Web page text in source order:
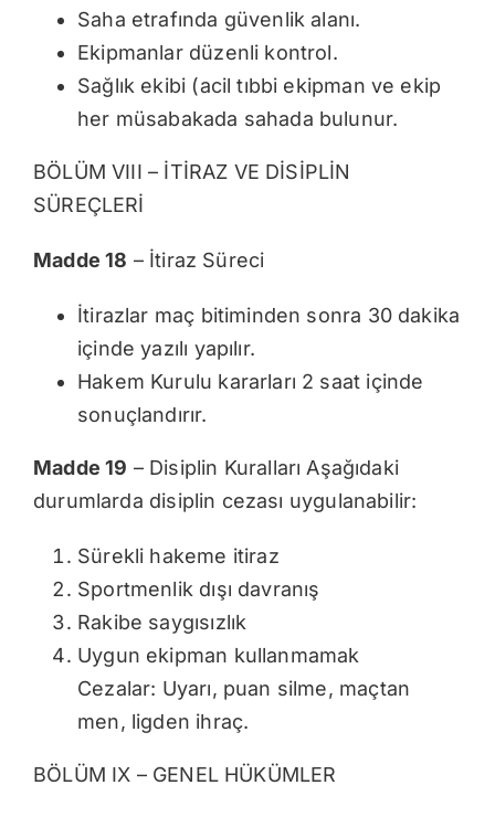
Saha etrafında güvenlik alanı.
Ekipmanlar düzenli kontrol.
Sağlık ekibi (acil tıbbi ekipman ve ekip
her müsabakada sahada bulunur.
BÖLÜM VIII – İTİRAZ VE DİSİPLİN
SÜREÇLERİ
Madde 18 – İtiraz Süreci
İtirazlar maç bitiminden sonra 30 dakika
içinde yazılı yapılır.
Hakem Kurulu kararları 2 saat içinde
sonuçlandırır.
Madde 19 – Disiplin Kuralları Aşağıdaki
durumlarda disiplin cezası uygulanabilir:
Sürekli hakeme itiraz
Sportmenlik dışı davranış
Rakibe saygısızlık
Uygun ekipman kullanmamak
Cezalar: Uyarı, puan silme, maçtan
men, ligden ihraç.
BÖLÜM IX – GENEL HÜKÜMLER